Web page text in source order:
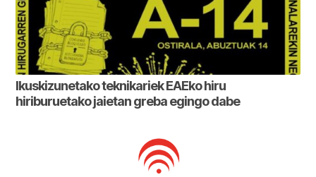
Ikuskizunetako teknikariek EAEko hiru
hiriburuetako jaietan greba egingo dabe